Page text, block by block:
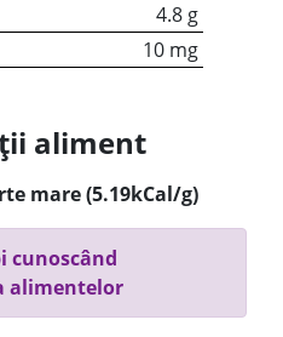
4.8 g
10 mg
aliment
mare (5.19kCal/g)
cunoscând
alimentelor